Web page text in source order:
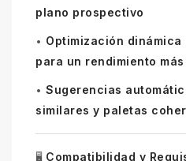
plano prospectivo
• Optimización
para un rendimiento
• Sugerencias
similares y paletas
🖥️ Compatibilidad y